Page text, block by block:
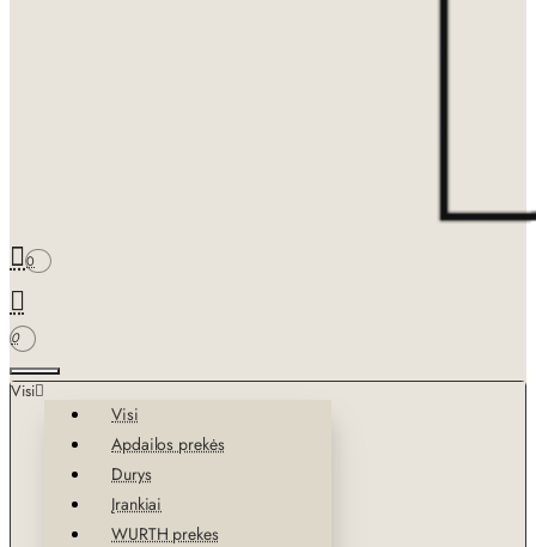
0
0
Visi
Visi
Apdailos prekės
Durys
Įrankiai
WURTH prekes